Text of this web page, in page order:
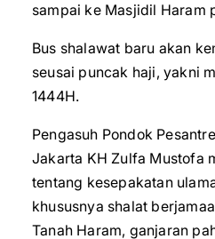
sampai ke Masjidil Haram
Bus shalawat baru akan
seusai puncak haji, yakni
1444H.
Pengasuh Pondok
Jakarta KH Zulfa Mustofa
tentang kesepakatan
khususnya shalat
Tanah Haram, ganjaran